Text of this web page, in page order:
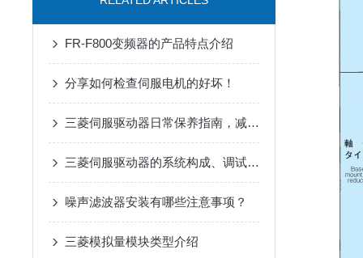
FR-F800变频器的产品特点介绍
分享如何检查伺服电机的好坏！
三菱伺服驱动器日常保养指南，减少高温过载停机故障
三菱伺服驱动器的系统构成、调试流程、日常维护和常见问题处理
噪声滤波器安装有哪些注意事项？
三菱模拟量模块类型介绍